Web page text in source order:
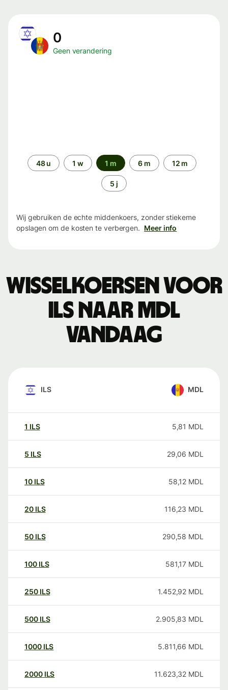
0
Geen verandering
Periode48 u 1 w 1 m 6 m 12 m
5 j
Wij gebruiken de echte middenkoers, zonder stiekeme
opslagen om de kosten te verbergen. Meer info
Wisselkoersen voor
ILS naar MDL
vandaag
ILS MDL
1 ILS 5,81 MDL
5 ILS 29,06 MDL
10 ILS 58,12 MDL
20 ILS 116,23 MDL
50 ILS 290,58 MDL
100 ILS 581,17 MDL
250 ILS 1.452,92 MDL
500 ILS 2.905,83 MDL
1000 ILS 5.811,66 MDL
2000 ILS 11.623,32 MDL